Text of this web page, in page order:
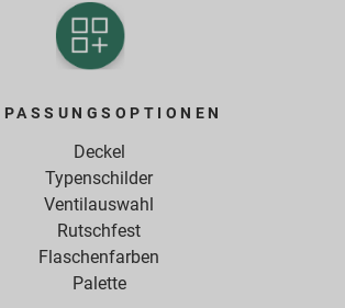
Deckel
Typenschilder
Ventilauswahl
Rutschfest
Flaschenfarben
Palette